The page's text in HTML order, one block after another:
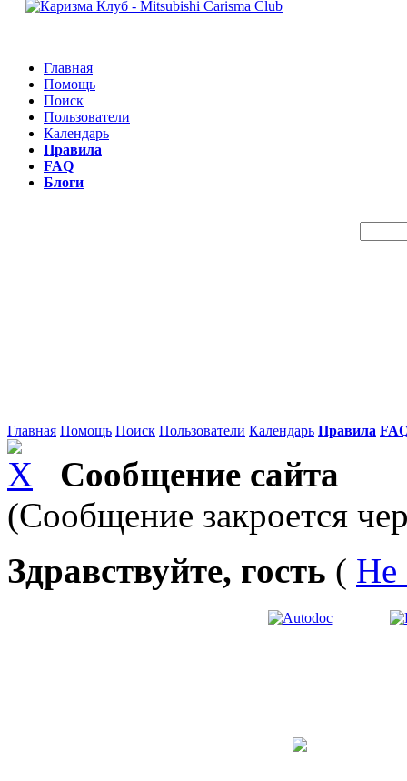
Главная
Помощь
Поиск
Пользователи
Календарь
Правила
FAQ
Блоги
Главная Помощь Поиск Пользователи Календарь Правила
Сообщение сайта
(Сообщение закроется
Здравствуйте, гость ( Не